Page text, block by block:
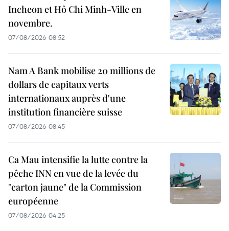
Incheon et Hô Chi Minh-Ville en
novembre.
07/08/2026 08:52
Nam A Bank mobilise 20 millions de
dollars de capitaux verts
internationaux auprès d'une
institution financière suisse
07/08/2026 08:45
Ca Mau intensifie la lutte contre la
pêche INN en vue de la levée du
"carton jaune" de la Commission
européenne
07/08/2026 04:25